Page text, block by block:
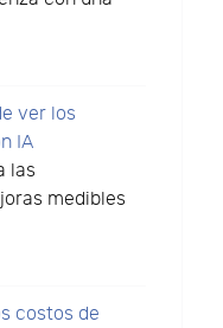
ver los
IA
las
medibles
costos de